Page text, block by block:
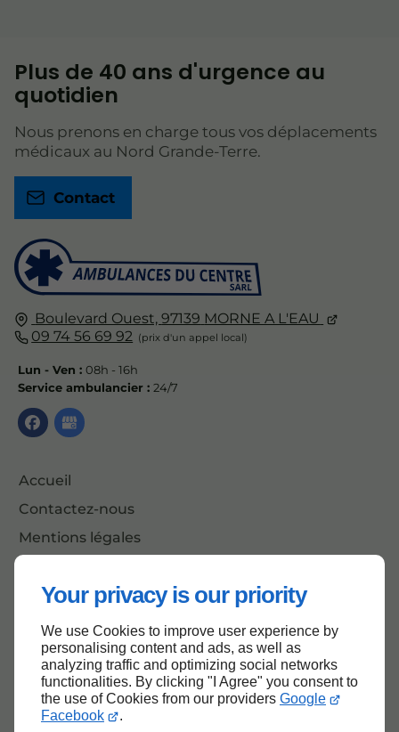
Your privacy is our priority
We use Cookies to improve user experience by
personalising content and ads, as well as
analyzing traffic and optimizing social networks
functionalities. By clicking "I Agree" you consent to
the use of Cookies from our providers Google
Facebook
.
Boulevard Ouest,97139 MORNE A L'EAU
09 74 56 69 92
Lun - Ven :08h - 16h
Service ambulancier :24/7
Accueil
Contactez-nous
Mentions légales
Plus de 40 ans d'urgence au
quotidien
Nous prenons en charge tous vos déplacements
médicaux au Nord Grande-Terre.
Contact
Haut de page